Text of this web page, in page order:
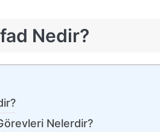
Nedir?
Nelerdir?